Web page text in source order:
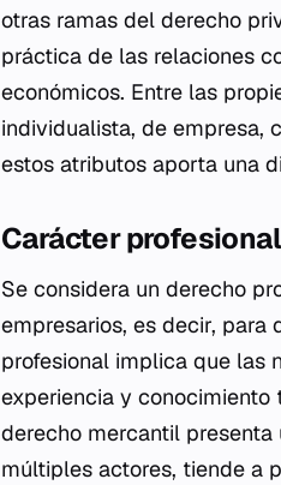
otras ramas del derecho
práctica de las relaciones
económicos. Entre las
individualista, de empresa,
estos atributos aporta una
Carácter
Se considera un derecho
empresarios, es decir, para
profesional implica que las
experiencia y
derecho mercantil
múltiples actores, tiende a